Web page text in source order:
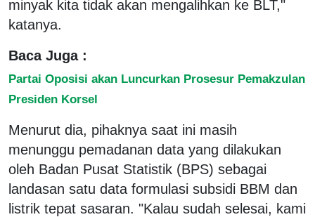
minyak kita tidak akan mengalihkan ke BLT,"
katanya.
Baca Juga :
Partai Oposisi akan Luncurkan Prosesur Pemakzulan
Presiden Korsel
Menurut dia, pihaknya saat ini masih
menunggu pemadanan data yang dilakukan
oleh Badan Pusat Statistik (BPS) sebagai
landasan satu data formulasi subsidi BBM dan
listrik tepat sasaran. "Kalau sudah selesai, kami